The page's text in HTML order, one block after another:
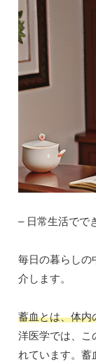
– 日常生活でで
毎日の暮らしの
介します。
蓄血とは、体内
洋医学では、こ
れています。蓄